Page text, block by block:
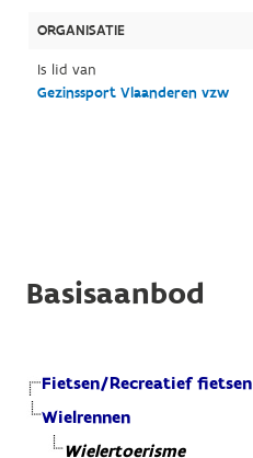
ORGANISATIE
Is lid van
Gezinssport Vlaanderen vzw
Basisaanbod
Fietsen/Recreatief fietsen
Wielrennen
Wielertoerisme